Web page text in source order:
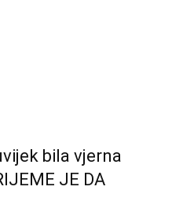
bila vjerna
JE DA